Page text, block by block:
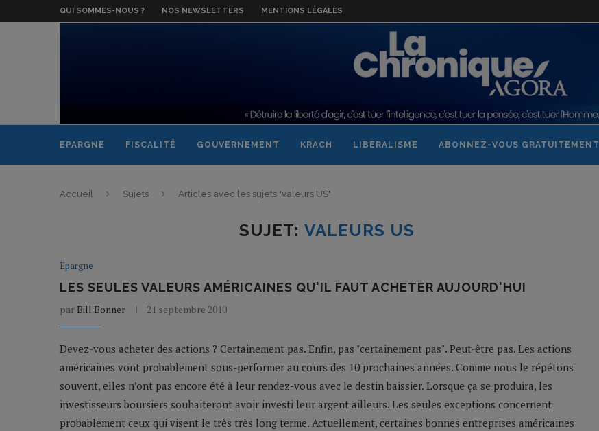
QUI SOMMES-NOUS ? NOS NEWSLETTERS MENTIONS LÉGALES
EPARGNE FISCALITÉ GOUVERNEMENT KRACH LIBERALISME ABONNEZ-VOUS GRATUITEMENT
Accueil Sujets Articles avec les sujets "valeurs US"
SUJET: VALEURS US
Epargne
LES SEULES VALEURS AMÉRICAINES QU'IL FAUT ACHETER AUJOURD'HUI
par Bill Bonner 21 septembre 2010
Devez-vous acheter des actions ? Certainement pas. Enfin, pas "certainement pas". Peut-être pas. Les actions
américaines vont probablement sous-performer au cours des 10 prochaines années. Comme nous le répétons
souvent, elles n’ont pas encore été à leur rendez-vous avec le destin baissier. Lorsque ça se produira, les
investisseurs boursiers souhaiteront avoir investi leur argent ailleurs. Les seules exceptions concernent
probablement ceux qui visent le très très long terme. Actuellement, certaines bonnes entreprises américaines